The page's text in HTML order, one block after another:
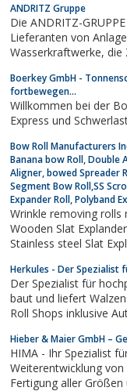
ANDRITZ Gruppe
Die ANDRITZ-
Lieferanten von Anlagen, Ausrüstungen und
Wasserkraftwerke, die Zellstoff- und Papierindustrie, die
kommunale und
Boerkey GmbH -
fortbewegen...
Willkommen bei der Boerkey GmbH -
Express und
Bow Roll Manufacturers
Banana bow Roll, Double
Aligner, bowed Spreader
Segment Bow Roll,SS
Expander Roll, Polyband
Wrinkle removing rolls
Wooden Slat Explander Roll, Aluminium Slat
Stainless steel Slat
Herkules - Der Spezialist
Der Spezialist für
baut und liefert
Roll Shops inklusive
Hieber & Maier GmbH –
HIMA - Ihr Spezialist
Weiterentwicklung von
Fertigung aller Größen und Profile, Test-